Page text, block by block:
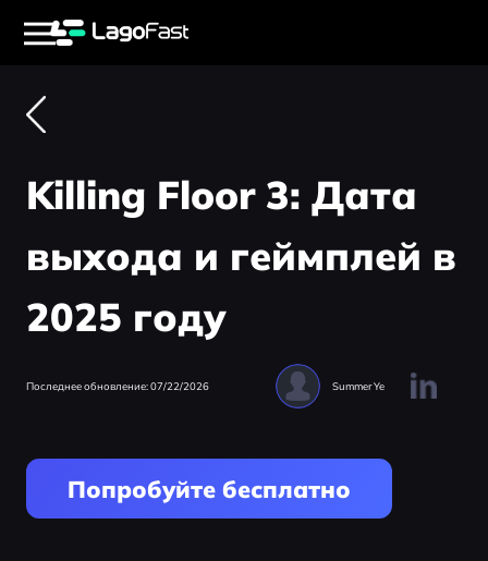
Killing Floor 3: Дата
выхода и геймплей в
2025 году
Последнее обновление: 07/22/2026 Summer Ye
Попробуйте бесплатно